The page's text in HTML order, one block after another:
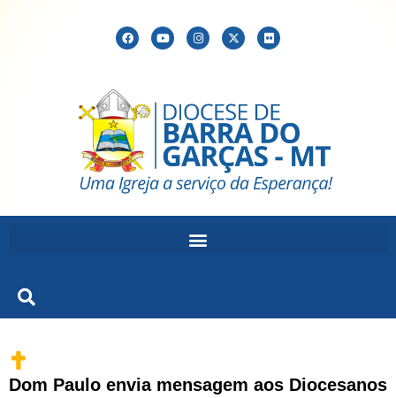
Dom Paulo envia mensagem aos Diocesanos